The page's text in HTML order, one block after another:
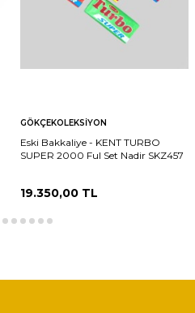
GÖKÇEKOLEKSIYON
Eski Bakkaliye - KENT TURBO
SUPER 2000 Ful Set Nadir SKZ457
19.350,00TL